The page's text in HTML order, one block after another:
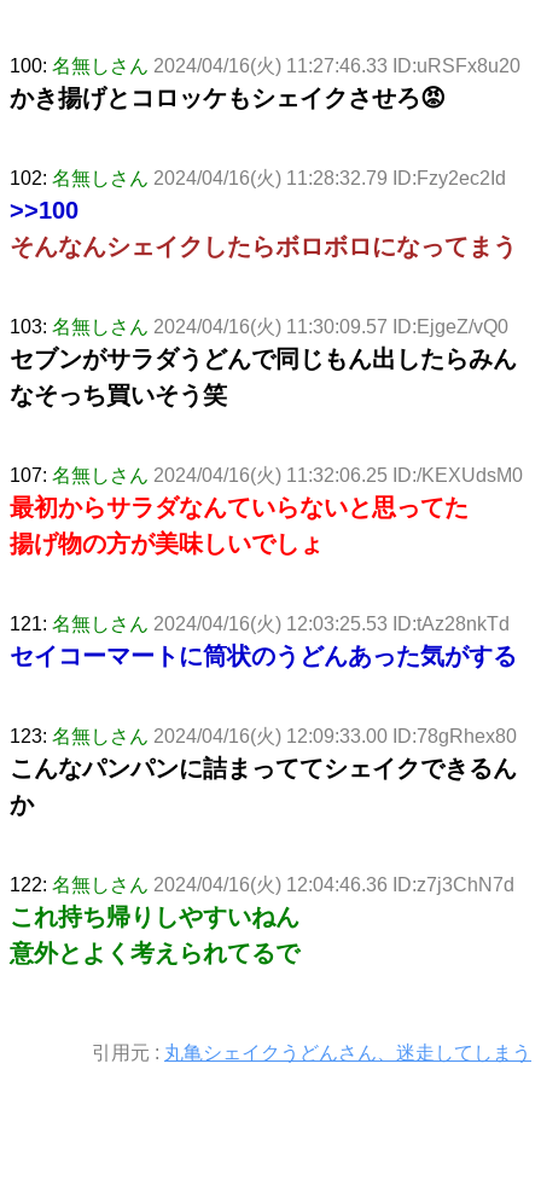
100: 名無しさん 2024/04/16(火) 11:27:46.33 ID:uRSFx8u20
かき揚げとコロッケもシェイクさせろ😡
102: 名無しさん 2024/04/16(火) 11:28:32.79 ID:Fzy2ec2Id
>>100
そんなんシェイクしたらボロボロになってまう
103: 名無しさん 2024/04/16(火) 11:30:09.57 ID:EjgeZ/vQ0
セブンがサラダうどんで同じもん出したらみん
なそっち買いそう笑
107: 名無しさん 2024/04/16(火) 11:32:06.25 ID:/KEXUdsM0
最初からサラダなんていらないと思ってた
揚げ物の方が美味しいでしょ
121: 名無しさん 2024/04/16(火) 12:03:25.53 ID:tAz28nkTd
セイコーマートに筒状のうどんあった気がする
123: 名無しさん 2024/04/16(火) 12:09:33.00 ID:78gRhex80
こんなパンパンに詰まっててシェイクできるん
か
122: 名無しさん 2024/04/16(火) 12:04:46.36 ID:z7j3ChN7d
これ持ち帰りしやすいねん
意外とよく考えられてるで
引用元 : 丸亀シェイクうどんさん、迷走してしまう